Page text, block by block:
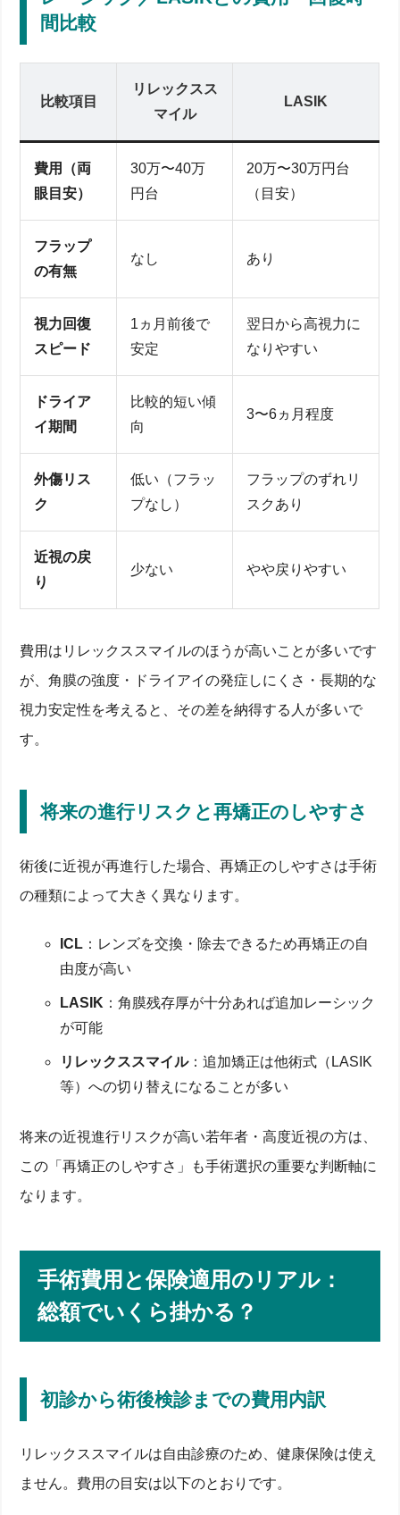
間比較
比較項目
リレックスス
マイル
LASIK
費用（両
眼目安）
30万〜40万
円台
20万〜30万円台
（目安）
フラップ
の有無
なし あり
視力回復
スピード
1ヵ月前後で
安定
翌日から高視力に
なりやすい
ドライア
イ期間
比較的短い傾
向
3〜6ヵ月程度
外傷リス
ク
低い（フラッ
プなし）
フラップのずれリ
スクあり
近視の戻
り
少ない やや戻りやすい
費用はリレックススマイルのほうが高いことが多いです
が、角膜の強度・ドライアイの発症しにくさ・長期的な
視力安定性を考えると、その差を納得する人が多いで
す。
将来の進行リスクと再矯正のしやすさ
術後に近視が再進行した場合、再矯正のしやすさは手術
の種類によって大きく異なります。
ICL ：レンズを交換・除去できるため再矯正の自
由度が高い
LASIK ：角膜残存厚が十分あれば追加レーシック
が可能
リレックススマイル：追加矯正は他術式（LASIK
等）への切り替えになることが多い
将来の近視進行リスクが高い若年者・高度近視の方は、
この「再矯正のしやすさ」も手術選択の重要な判断軸に
なります。
手術費用と保険適用のリアル：
総額でいくら掛かる？
初診から術後検診までの費用内訳
リレックススマイルは自由診療のため、健康保険は使え
ません。費用の目安は以下のとおりです。